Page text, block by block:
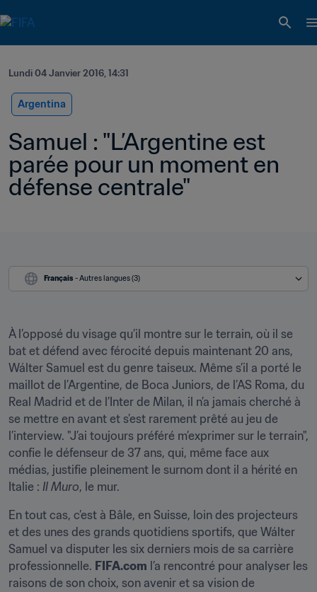
Lundi 04 Janvier 2016, 14:31
Argentina
Samuel : "L’Argentine est
parée pour un moment en
défense centrale"
Français - Autres langues (3)
À l’opposé du visage qu’il montre sur le terrain, où il se
bat et défend avec férocité depuis maintenant 20 ans,
Wálter Samuel est du genre taiseux. Même s’il a porté le
maillot de l’Argentine, de Boca Juniors, de l’AS Roma, du
Real Madrid et de l’Inter de Milan, il n’a jamais cherché à
se mettre en avant et s’est rarement prêté au jeu de
l’interview. "J’ai toujours préféré m’exprimer sur le terrain",
confie le défenseur de 37 ans, qui, même face aux
médias, justifie pleinement le surnom dont il a hérité en
Italie : Il Muro, le mur.
En tout cas, c’est à Bâle, en Suisse, loin des projecteurs
et des unes des grands quotidiens sportifs, que Wálter
Samuel va disputer les six derniers mois de sa carrière
professionnelle. FIFA.com l’a rencontré pour analyser les
raisons de son choix, son avenir et sa vision de